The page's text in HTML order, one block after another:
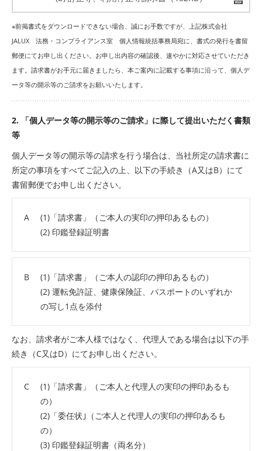
※前掲書式をダウンロードできない場合、誠にお手数ですが、上記株式会社
JALUX 法務・コンプライアンス室 個人情報統括事務局宛に、書式の発行を書留
郵便にてお申し出ください。お申し出内容の確認後、速やかに対応させていただき
ます。請求書がお手元に届きましたら、本ご案内に記載する事項に沿って、個人デ
ータ等の開示等のご請求をお願いいたします。
2. 「個人データ等の開示等のご請求」に際して提出いただく書類
等
個人データ等の開示等の請求を行う場合は、当社所定の請求書に
所定の事項をすべてご記入の上、以下の手続き（A又はB）にて
書留郵便でお申し出ください。
A
(1)「請求書」（ご本人の実印の押印あるもの）
(2) 印鑑登録証明書
B
(1)「請求書」（ご本人の認印の押印あるもの）
(2) 運転免許証、健康保険証、パスポートのいずれか
の写し1点を添付
なお、請求者がご本人様ではなく、代理人である場合は以下の手
続き（C又はD）にてお申し出ください。
C
(1)「請求書」（ご本人と代理人の実印の押印あるも
の）
(2)「委任状｣（ご本人と代理人の実印の押印あるも
の）
(3) 印鑑登録証明書（両名分）